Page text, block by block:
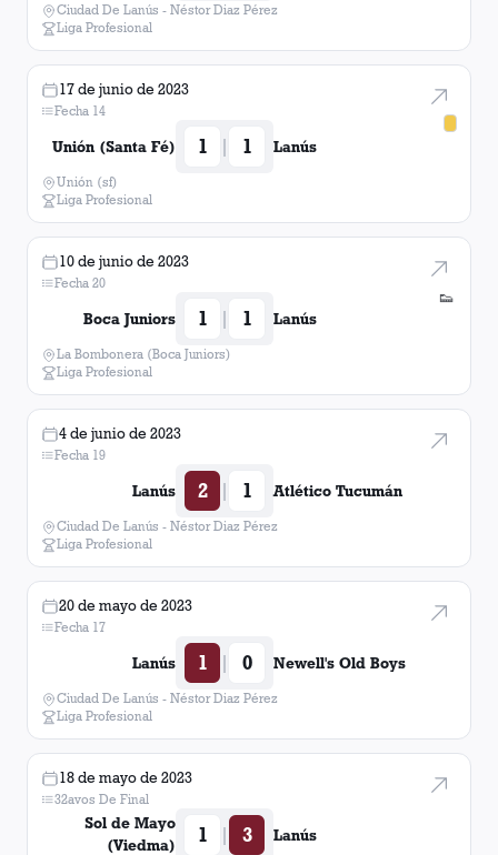
Ciudad De Lanús - Néstor Diaz Pérez
Liga Profesional
17 de junio de 2023
Fecha 14
Unión (Santa Fé) 1 | 1 Lanús
Unión (sf)
Liga Profesional
👟
10 de junio de 2023
Fecha 20
Boca Juniors 1 | 1 Lanús
La Bombonera (Boca Juniors)
Liga Profesional
4 de junio de 2023
Fecha 19
Lanús 2 | 1 Atlético Tucumán
Ciudad De Lanús - Néstor Diaz Pérez
Liga Profesional
20 de mayo de 2023
Fecha 17
Lanús 1 | 0 Newell's Old Boys
Ciudad De Lanús - Néstor Diaz Pérez
Liga Profesional
18 de mayo de 2023
32avos De Final
Sol de Mayo
(Viedma)
1 | 3 Lanús